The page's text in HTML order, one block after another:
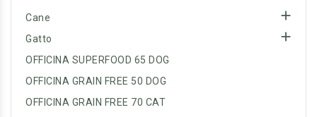
Cane 
Gatto 
OFFICINA SUPERFOOD 65 DOG
OFFICINA GRAIN FREE 50 DOG
OFFICINA GRAIN FREE 70 CAT